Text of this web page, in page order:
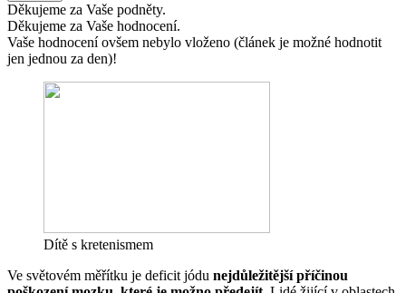
Děkujeme za Vaše podněty.
Děkujeme za Vaše hodnocení.
Vaše hodnocení ovšem nebylo vloženo (článek je možné hodnotit
jen jednou za den)!
Dítě s kretenismem
Ve světovém měřítku je deficit jódu nejdůležitější příčinou